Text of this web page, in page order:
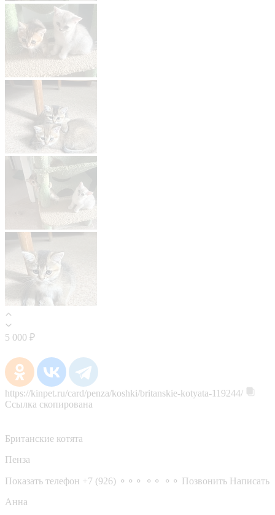
5 000 ₽
https://kinpet.ru/card/penza/koshki/britanskie-kotyata-119244/
Ссылка скопирована
Британские котята
Пенза
Показать телефон +7 (926) ⚬⚬⚬ ⚬⚬ ⚬⚬ Позвонить Написать
Анна